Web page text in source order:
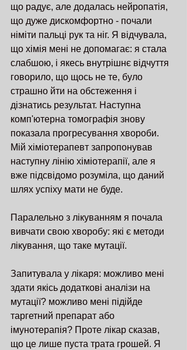
що радує, але додалась нейропатія,
що дуже дискомфортно - почали
німіти пальці рук та ніг. Я відчувала,
що хімія мені не допомагає: я стала
слабшою, і якесь внутрішнє відчуття
говорило, що щось не те, було
страшно йти на обстеження і
дізнатись результат. Наступна
комп'ютерна томографія знову
показала прогресування хвороби.
Мій хіміотерапевт запропонував
наступну лінію хіміотерапії, але я
вже підсвідомо розуміла, що даний
шлях успіху мати не буде.
Паралельно з лікуванням я почала
вивчати свою хворобу: які є методи
лікування, що таке мутації.
Запитувала у лікаря: можливо мені
здати якісь додаткові аналізи на
мутації? можливо мені підійде
таргетний препарат або
імунотерапія? Проте лікар сказав,
що це лише пуста трата грошей. Я